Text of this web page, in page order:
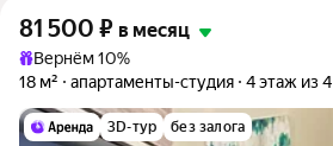
81 500 ₽ в месяц
Вернём 10%
18 м²
апартаменты-студия 4 этаж из 4
3D-тур без залога